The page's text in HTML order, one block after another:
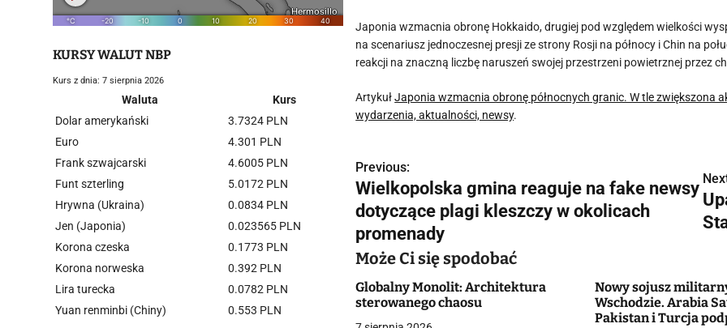
Japonia wzmacnia obronę Hokkaido, drugiej pod względem wielkości
na scenariusz jednoczesnej presji ze strony Rosji na północy i Chin na
reakcji na znaczną liczbę naruszeń swojej przestrzeni powietrznej przez
ArtykułJaponia wzmacnia obronę północnych granic. W tle zwiększona
wydarzenia, aktualności, newsy.
N
a
w
i
g
Previous:
Wielkopolska gmina reaguje na fake newsy
dotyczące plagi kleszczy w okolicach
promenady
Może Ci się spodobać
Globalny Monolit: Architektura
sterowanego chaosu
Nowy sojusz
Wschodzie. Arabia
Pakistan i Turcja
KURSY WALUT NBP
Kurs z dnia: 7 sierpnia 2026
Waluta
Kurs
Dolar amerykański
3.7324 PLN
Euro
4.301 PLN
Frank szwajcarski
4.6005 PLN
Funt szterling
5.0172 PLN
Hrywna (Ukraina)
0.0834 PLN
Jen (Japonia)
0.023565 PLN
Korona czeska
0.1773 PLN
Korona norweska
0.392 PLN
Lira turecka
0.0782 PLN
Yuan renminbi (Chiny)
0.553 PLN